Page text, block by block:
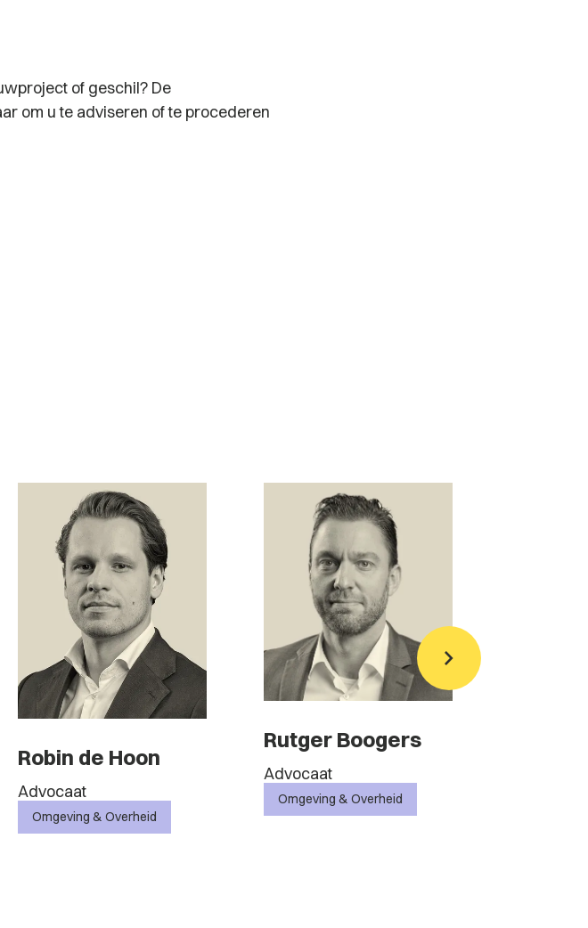
of geschil? De
om u te adviseren of te procederen
Robin de Hoon
Advocaat
Omgeving & Overheid
Rutger Boogers
Advocaat
Omgeving & Overheid